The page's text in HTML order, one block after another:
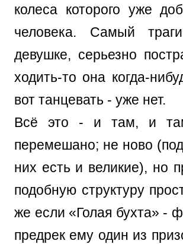
колеса которого уже
человека. Самый
девушке, серьезно
ходить-то она когда-
вот танцевать - уже нет.
Всё это - и там, и
перемешано; не ново
них есть и великие), но
подобную структуру
же если «Голая бухта» -
предрек ему один из